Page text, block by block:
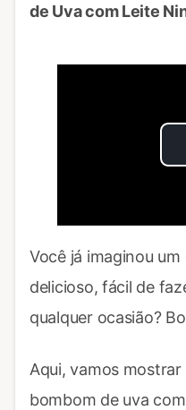
de Uva com Leite
Você já imaginou
delicioso, fácil de
qualquer ocasião?
Aqui, vamos
bombom de uva